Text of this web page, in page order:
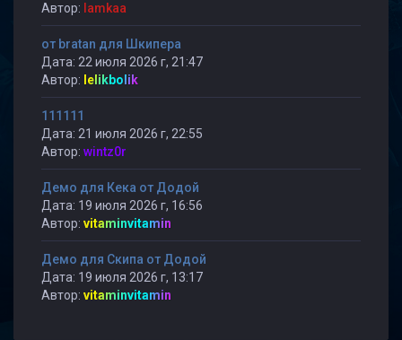
Автор: lamkaa
от bratan для Шкипера
Дата: 22 июля 2026 г, 21:47
Автор: lelikbolik
111111
Дата: 21 июля 2026 г, 22:55
Автор: wintz0r
Демо для Кека от Додой
Дата: 19 июля 2026 г, 16:56
Автор: vitaminvitamin
Демо для Скипа от Додой
Дата: 19 июля 2026 г, 13:17
Автор: vitaminvitamin